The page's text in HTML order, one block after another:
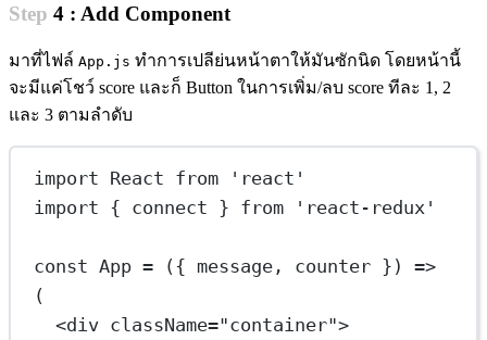
Step 4 : Add Component
มาที่ไฟล์ App.js ทำการเปลีย่นหน้าตาให้มันซักนิด โดยหน้านี้
จะมีแค่โชว์ score และก็ Button ในการเพิ่ม/ลบ score ทีละ 1, 2
และ 3 ตามลำดับ
import React from
'react'
import { connect } from 'react-redux'
const App = ({ message , counter }) =>
(
<div className="container">